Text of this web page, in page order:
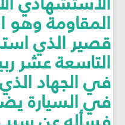
المقاومة وهو
قصير الذي
التاسعة عشر
في الجهاد
في السيارة